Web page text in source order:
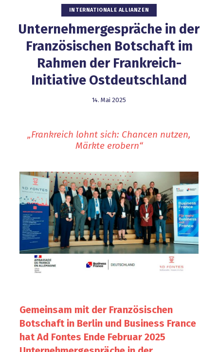
INTERNATIONALE ALLIANZEN
Unternehmergespräche in der
Französischen Botschaft im
Rahmen der Frankreich-
Initiative Ostdeutschland
14. Mai 2025
„Frankreich lohnt sich: Chancen nutzen,
Märkte erobern“
Gemeinsam mit der Französischen
Botschaft in Berlin und Business France
hat Ad Fontes Ende Februar 2025